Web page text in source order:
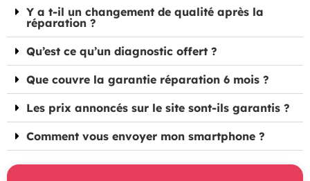
Y a t-il un changement de qualité après la
réparation ?
Qu’est ce qu’un diagnostic offert ?
Que couvre la garantie réparation 6 mois ?
Les prix annoncés sur le site sont-ils garantis ?
Comment vous envoyer mon smartphone ?